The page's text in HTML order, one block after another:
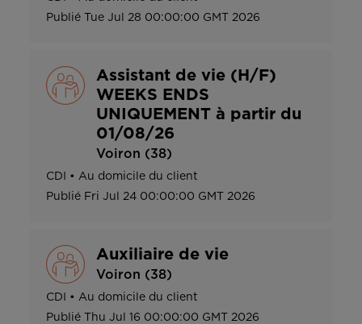
Publié Tue Jul 28 00:00:00 GMT 2026
Assistant de vie (H/F)
WEEKS ENDS
UNIQUEMENT à partir du
01/08/26
Voiron (38)
CDI • Au domicile du client
Publié Fri Jul 24 00:00:00 GMT 2026
Auxiliaire de vie
Voiron (38)
CDI • Au domicile du client
Publié Thu Jul 16 00:00:00 GMT 2026